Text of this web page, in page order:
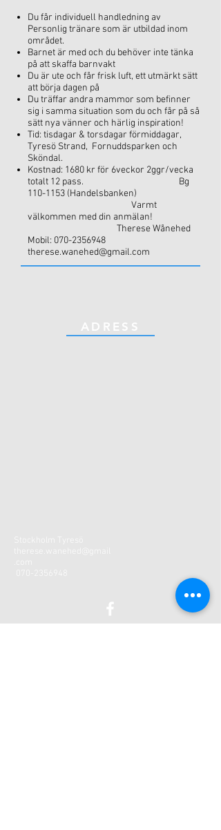
Du får individuell handledning av
Personlig tränare som är utbildad inom
området.
Barnet är med och du behöver inte tänka
på att skaffa barnvakt
Du är ute och får frisk luft, ett utmärkt sätt
att börja dagen på
Du träffar andra mammor som befinner
sig i samma situation som du och får på så
sätt nya vänner och härlig inspiration!
Tid: tisdagar & torsdagar förmiddagar,
Tyresö Strand, Fornuddsparken och
Sköndal.
Kostnad: 1680 kr för 6veckor 2ggr/vecka
totalt 12 pass. Bg
110-1153 (Handelsbanken)
Varmt
välkommen med din anmälan!
Therese Wånehed
Mobil: 070-2356948
therese.wanehed@gmail.com
ADRESS